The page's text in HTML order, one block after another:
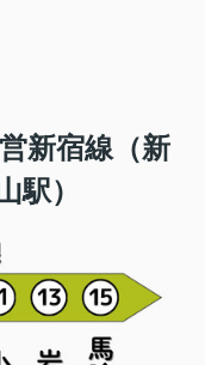
新宿線 （新
駅）